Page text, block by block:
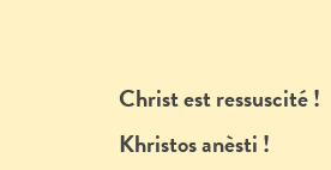
Christ est ressuscité !
Khristos anèsti !